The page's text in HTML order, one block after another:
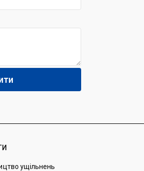
ущільнень